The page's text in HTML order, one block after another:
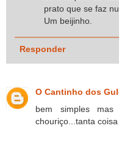
prato que se faz
Um beijinho.
Responder
O Cantinho dos
bem simples mas
chouriço...tanta coisa